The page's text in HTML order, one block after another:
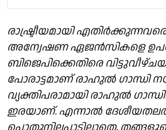
രാഷ്ട്രീയമായി
അന്വേഷണ ഏജൻസികളെ
ബിജെപിക്കെതിരെ
പോരാട്ടമാണ് രാഹുൽ ഗാന്ധി
വ്യക്തിപരാമായി രാഹുൽ
ഇരയാണ്. എന്നാൽ